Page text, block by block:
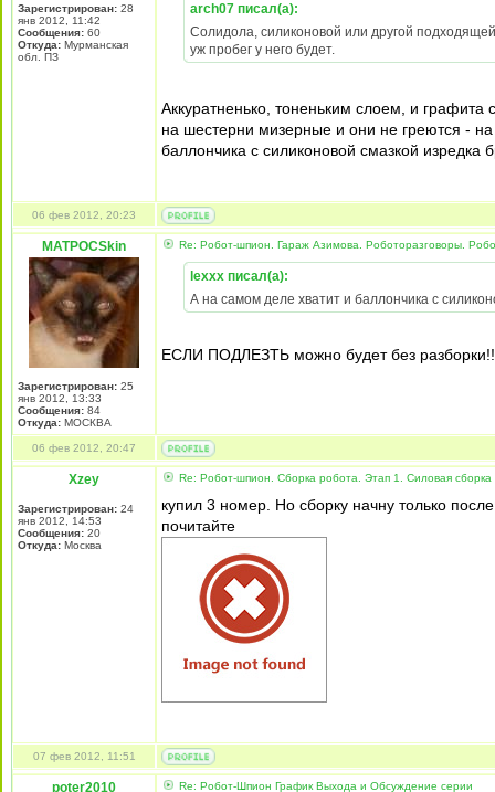
Зарегистрирован: 28
янв 2012, 11:42
Сообщения: 60
Откуда: Мурманская
обл. ПЗ
arch07 писал(а):
Солидола, силиконовой или другой
уж пробег у него будет.
Аккуратненько, тоненьким слоем, и
на шестерни мизерные и они не греются -
баллончика с силиконовой смазкой изредка
06 фев 2012, 20:23
MATPOCSkin
Зарегистрирован: 25
янв 2012, 13:33
Сообщения: 84
Откуда: МОСКВА
Re: Робот-шпион. Гараж Азимова. Роботоразговоры.
lexxx писал(а):
А на самом деле хватит и баллончика с
ЕСЛИ ПОДЛЕЗТЬ можно будет без
06 фев 2012, 20:47
Xzey
Зарегистрирован: 24
янв 2012, 14:53
Сообщения: 20
Откуда: Москва
Re: Робот-шпион. Сборка робота. Этап 1. Силовая сборка
купил 3 номер. Но сборку начну только
почитайте
07 фев 2012, 11:51
poter2010 Re: Робот-Шпион График Выхода и Обсуждение серии